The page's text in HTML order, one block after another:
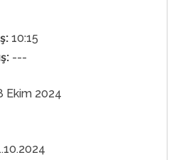
10:15
---
Ekim 2024